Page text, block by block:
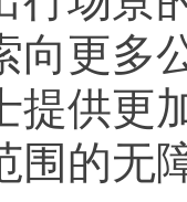
向更多
提供更
围的无